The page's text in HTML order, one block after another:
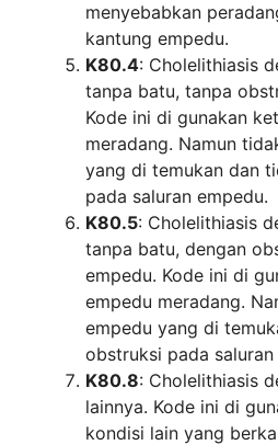
menyebabkan
kantung empedu.
K80.4: Cholelithiasis
tanpa batu, tanpa
Kode ini di gunakan
meradang. Namun
yang di temukan dan
pada saluran empedu.
K80.5: Cholelithiasis
tanpa batu, dengan
empedu. Kode ini di
empedu meradang.
empedu yang di
obstruksi pada saluran
K80.8: Cholelithiasis
lainnya. Kode ini di
kondisi lain yang